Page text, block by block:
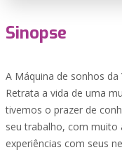
Sinopse
A Máquina de sonhos
Retrata a vida de uma
tivemos o prazer de
seu trabalho, com muito
experiências com seus